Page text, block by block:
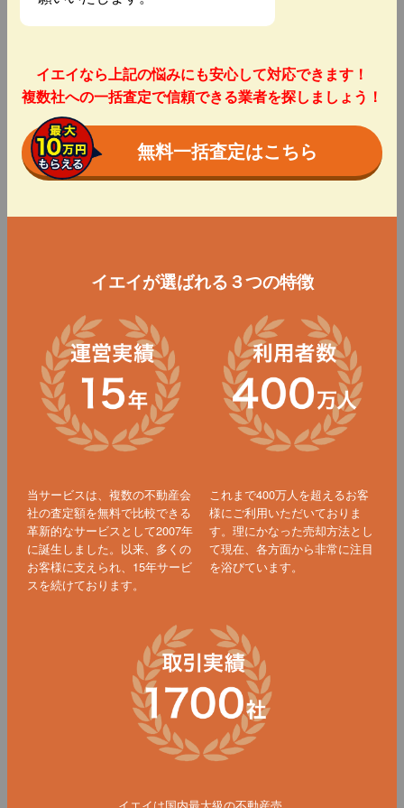
イエイなら上記の悩みにも安心して対応できます！
複数社への一括査定で信頼できる業者を探しましょう！
無料一括査定はこちら
イエイが選ばれる３つの特徴
当サービスは、複数の不動産会
社の査定額を無料で比較できる
革新的なサービスとして2007年
に誕生しました。以来、多くの
お客様に支えられ、15年サービ
スを続けております。
これまで400万人を超えるお客
様にご利用いただいておりま
す。理にかなった売却方法とし
て現在、各方面から非常に注目
を浴びています。